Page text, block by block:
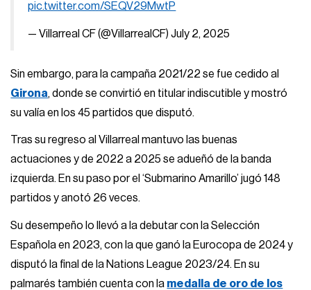
pic.twitter.com/SEQV29MwtP
— Villarreal CF (@VillarrealCF)July 2, 2025
Sin embargo, para la campaña 2021/22 se fue cedido al
Girona, donde se convirtió en titular indiscutible y mostró
su valía en los 45 partidos que disputó.
Tras su regreso al Villarreal mantuvo las buenas
actuaciones y de 2022 a 2025 se adueñó de la banda
izquierda. En su paso por el ‘Submarino Amarillo’ jugó 148
partidos y anotó 26 veces.
Su desempeño lo llevó a la debutar con la Selección
Española en 2023, con la que ganó la Eurocopa de 2024 y
disputó la final de la Nations League 2023/24. En su
palmarés también cuenta con la medalla de oro de los